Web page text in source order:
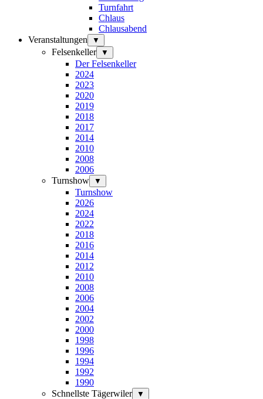
Turnfahrt
Chlaus
Chlausabend
Veranstaltungen
▼
Felsenkeller ▼
Der Felsenkeller
2024
2023
2020
2019
2018
2017
2014
2010
2008
2006
Turnshow
▼
Turnshow
2026
2024
2022
2018
2016
2014
2012
2010
2008
2006
2004
2002
2000
1998
1996
1994
1992
1990
Schnellste Tägerwiler
▼